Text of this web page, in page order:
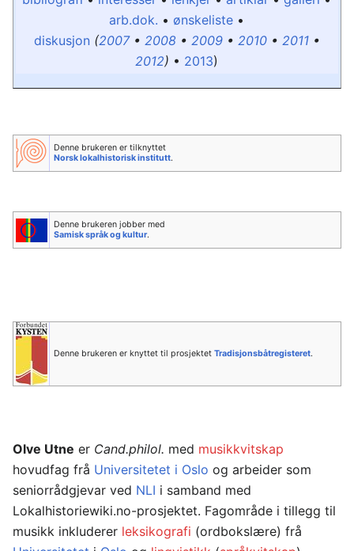
arb.dok. •ønskeliste •
diskusjon (2007• 2008 • 2009• 2010• 2011•
2012) • 2013)
Denne brukeren er tilknyttet
Norsk lokalhistorisk institutt.
Denne brukeren jobber med
Samisk språk og kultur.
Denne brukeren er knyttet til prosjektetTradisjonsbåtregisteret.
Olve Utne er Cand.philol. med musikkvitskap
hovudfag frå Universitetet i Oslo og arbeider som
seniorrådgjevar ved NLI i samband med
Lokalhistoriewiki.no-prosjektet. Fagområde i tillegg til
musikk inkluderer leksikografi (ordbokslære) frå